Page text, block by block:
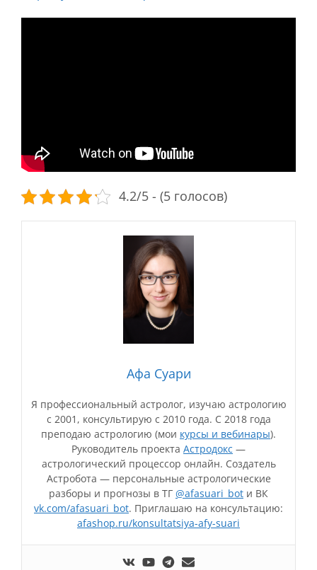
4.2/5 - (5 голосов)
Афа Суари
Я профессиональный астролог, изучаю астрологию
с 2001, консультирую с 2010 года. С 2018 года
преподаю астрологию (мои курсы и вебинары).
Руководитель проекта Астродокс —
астрологический процессор онлайн. Создатель
Астробота — персональные астрологические
разборы и прогнозы в ТГ @afasuari_bot и ВК
vk.com/afasuari_bot. Приглашаю на консультацию:
afashop.ru/konsultatsiya-afy-suari